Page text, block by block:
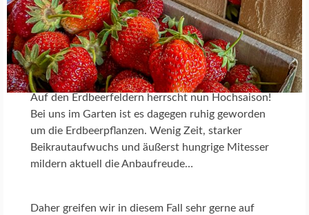
Auf den Erdbeerfeldern herrscht nun Hochsaison!
Bei uns im Garten ist es dagegen ruhig geworden
um die Erdbeerpflanzen. Wenig Zeit, starker
Beikrautaufwuchs und äußerst hungrige Mitesser
mildern aktuell die Anbaufreude…
Daher greifen wir in diesem Fall sehr gerne auf